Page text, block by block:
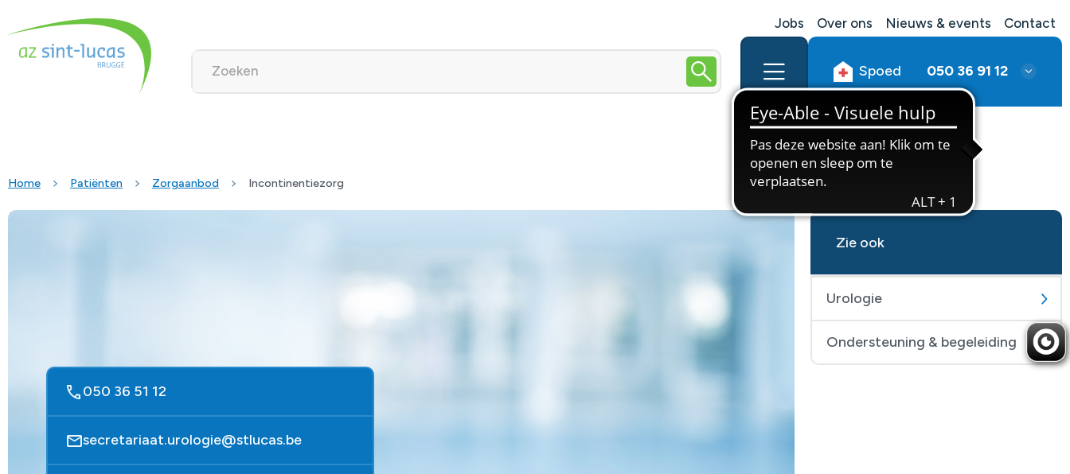
Jobs Over ons Nieuws & events Contact
Spoed 050 36 91 12
Home Patiënten Zorgaanbod Incontinentiezorg
050 36 51 12
secretariaat.urologie@stlucas.be
Zie ook
Urologie
Ondersteuning & begeleiding